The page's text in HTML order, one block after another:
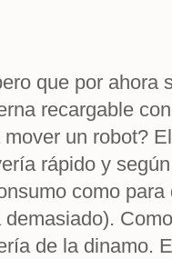
que por ahora
recargable
un robot?
rápido y
como para
de la dinamo.